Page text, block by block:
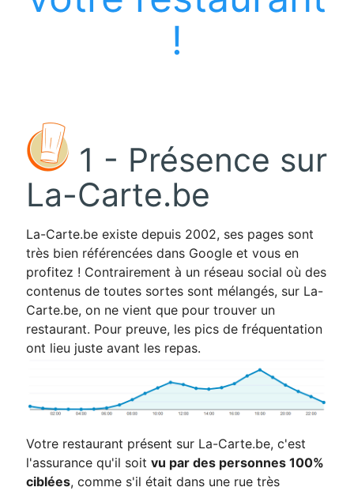
!
1 - Présence sur
La-Carte.be
La-Carte.be existe depuis 2002, ses pages sont
très bien référencées dans Google et vous en
profitez ! Contrairement à un réseau social où des
contenus de toutes sortes sont mélangés, sur La-
Carte.be, on ne vient que pour trouver un
restaurant. Pour preuve, les pics de fréquentation
ont lieu juste avant les repas.
Votre restaurant présent sur La-Carte.be, c'est
l'assurance qu'il soit vu par des personnes 100%
ciblées, comme s'il était dans une rue très